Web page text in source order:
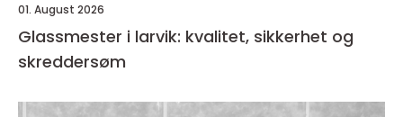
01. August 2026
Glassmester i larvik: kvalitet, sikkerhet og
skreddersøm